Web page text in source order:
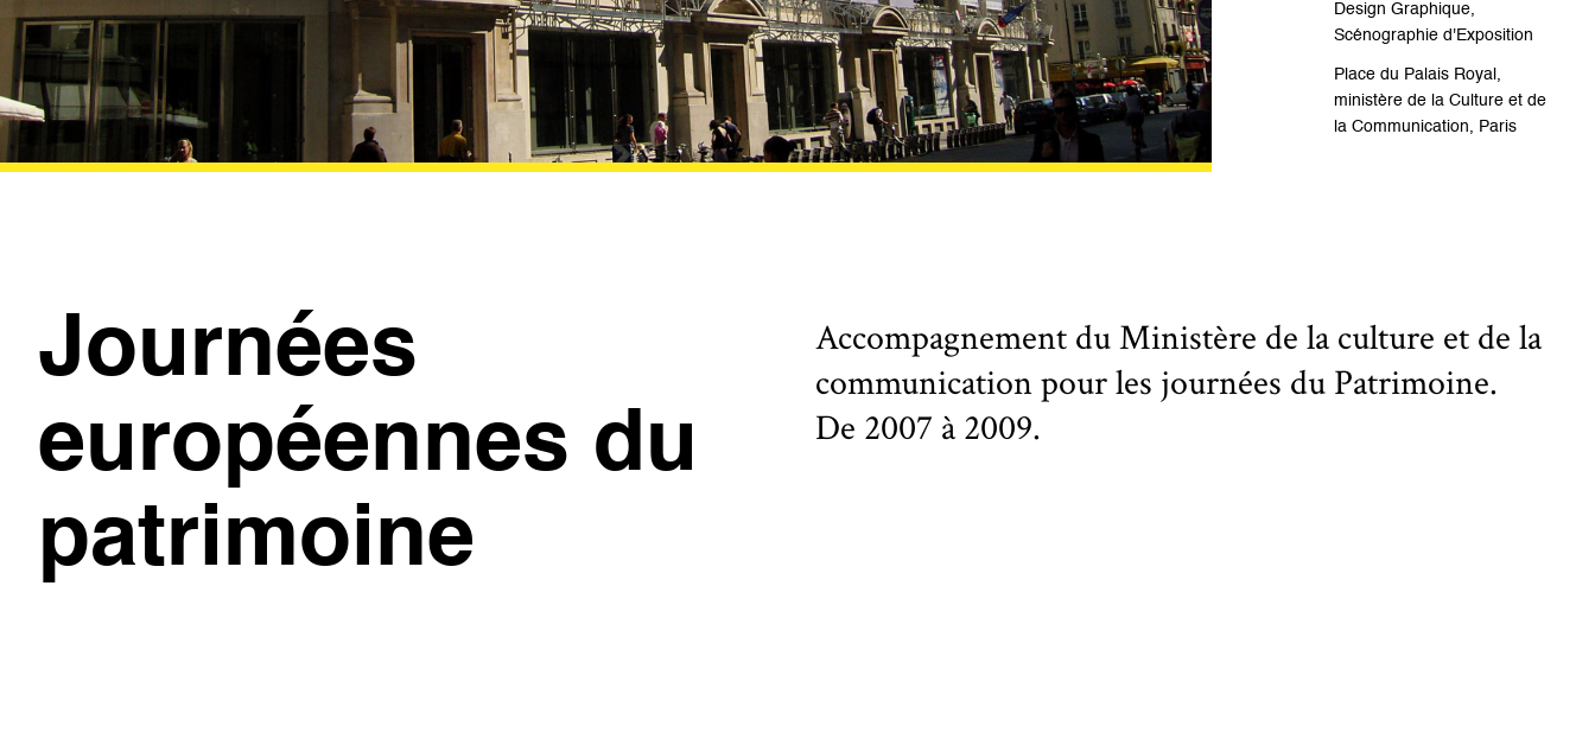
Design Graphique,
Scénographie d'Exposition
Place du Palais Royal,
ministère de la Culture et de
la Communication, Paris
Journées
européennes du
patrimoine
Accompagnement du Ministère de la culture et de la
communication pour les journées du Patrimoine.
De 2007 à 2009.